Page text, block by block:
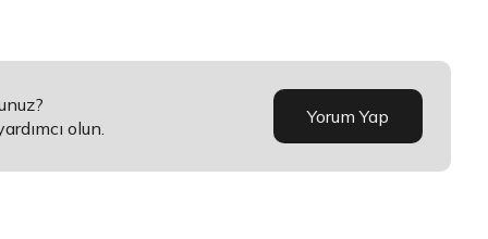
olun.
Yorum Yap